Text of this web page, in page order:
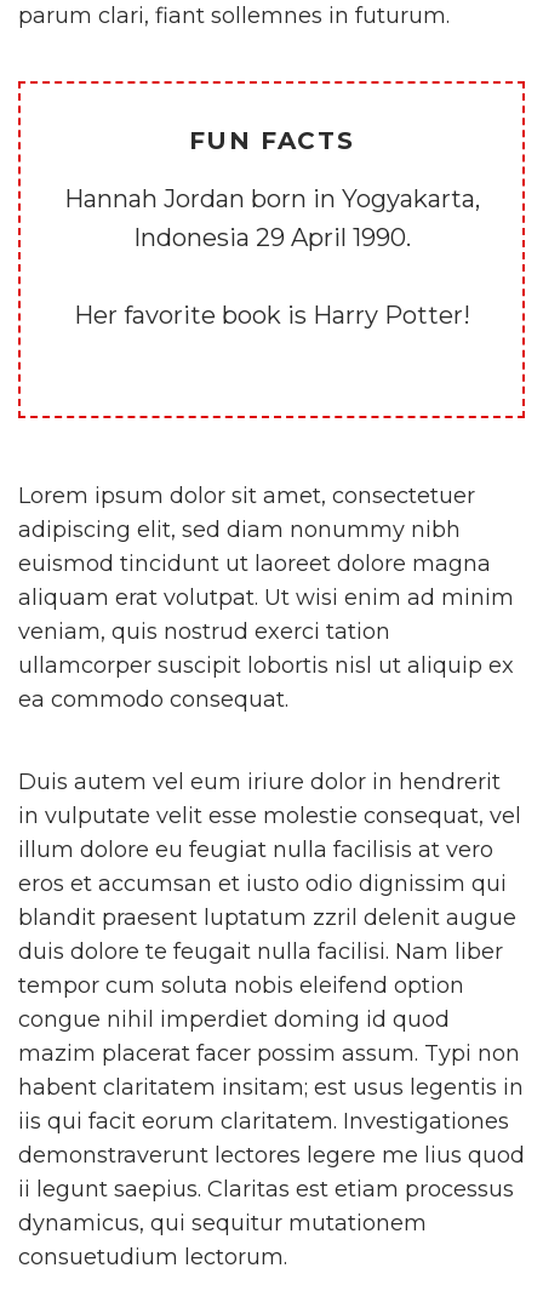
parum clari, fiant sollemnes in futurum.
FUN FACTS
Hannah Jordan born in Yogyakarta,
Indonesia 29 April 1990.
Her favorite book is Harry Potter!
Lorem ipsum dolor sit amet, consectetuer
adipiscing elit, sed diam nonummy nibh
euismod tincidunt ut laoreet dolore magna
aliquam erat volutpat. Ut wisi enim ad minim
veniam, quis nostrud exerci tation
ullamcorper suscipit lobortis nisl ut aliquip ex
ea commodo consequat.
Duis autem vel eum iriure dolor in hendrerit
in vulputate velit esse molestie consequat, vel
illum dolore eu feugiat nulla facilisis at vero
eros et accumsan et iusto odio dignissim qui
blandit praesent luptatum zzril delenit augue
duis dolore te feugait nulla facilisi. Nam liber
tempor cum soluta nobis eleifend option
congue nihil imperdiet doming id quod
mazim placerat facer possim assum. Typi non
habent claritatem insitam; est usus legentis in
iis qui facit eorum claritatem. Investigationes
demonstraverunt lectores legere me lius quod
ii legunt saepius. Claritas est etiam processus
dynamicus, qui sequitur mutationem
consuetudium lectorum.